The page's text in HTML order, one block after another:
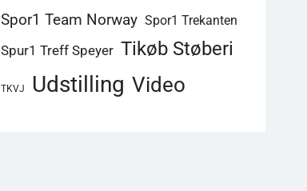
Spor1 Team Norway Spor1 Trekanten
Spur1 Treff Speyer Tikøb Støberi
TKVJ Udstilling Video